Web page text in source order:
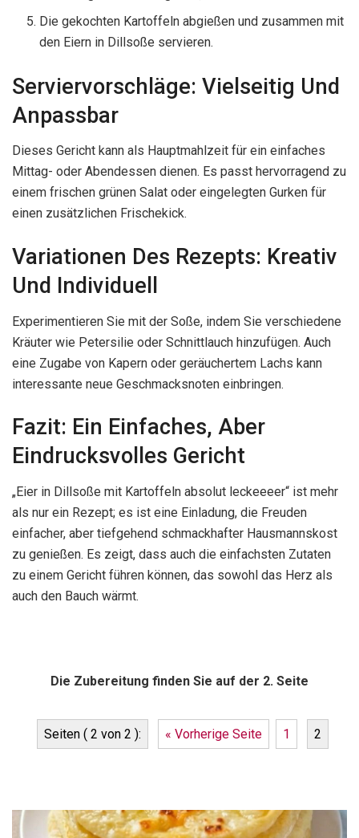
Die gekochten Kartoffeln abgießen und zusammen mit
den Eiern in Dillsoße servieren.
Serviervorschläge: Vielseitig Und
Anpassbar
Dieses Gericht kann als Hauptmahlzeit für ein einfaches
Mittag- oder Abendessen dienen. Es passt hervorragend zu
einem frischen grünen Salat oder eingelegten Gurken für
einen zusätzlichen Frischekick.
Variationen Des Rezepts: Kreativ
Und Individuell
Experimentieren Sie mit der Soße, indem Sie verschiedene
Kräuter wie Petersilie oder Schnittlauch hinzufügen. Auch
eine Zugabe von Kapern oder geräuchertem Lachs kann
interessante neue Geschmacksnoten einbringen.
Fazit: Ein Einfaches, Aber
Eindrucksvolles Gericht
„Eier in Dillsoße mit Kartoffeln absolut leckeeeer“ ist mehr
als nur ein Rezept; es ist eine Einladung, die Freuden
einfacher, aber tiefgehend schmackhafter Hausmannskost
zu genießen. Es zeigt, dass auch die einfachsten Zutaten
zu einem Gericht führen können, das sowohl das Herz als
auch den Bauch wärmt.
Die Zubereitung finden Sie auf der 2. Seite
Seiten ( 2 von 2 ): « Vorherige Seite 1 2